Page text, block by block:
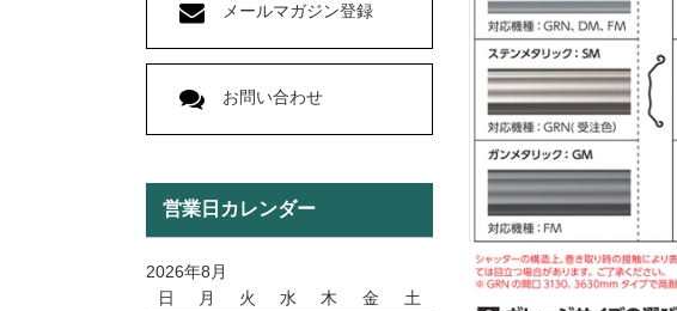
メールマガジン登録
お問い合わせ
営業日カレンダー
2026年8月
日
月 火 水 木 金
土